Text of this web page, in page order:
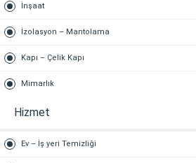
İnşaat
İzolasyon – Mantolama
Kapı – Çelik Kapı
Mimarlık
Hizmet
Ev – İş yeri Temizliği